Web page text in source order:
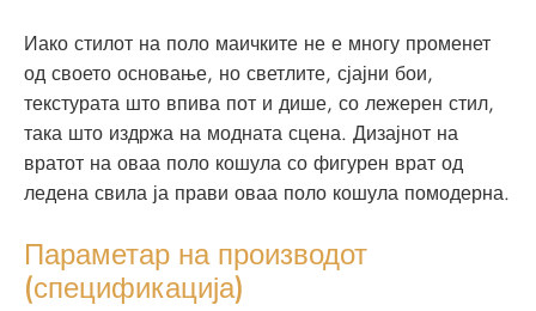
Иако стилот на поло маичките не е многу променет
од своето основање, но светлите, сјајни бои,
текстурата што впива пот и дише, со лежерен стил,
така што издржа на модната сцена. Дизајнот на
вратот на оваа поло кошула со фигурен врат од
ледена свила ја прави оваа поло кошула помодерна.
Параметар на производот
(спецификација)